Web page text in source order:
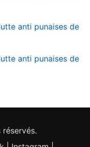
anti punaises de
anti punaises de